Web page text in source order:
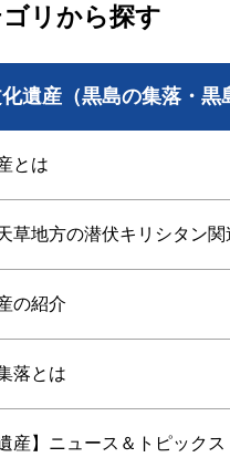
リから探す
遺産（黒島の集落・黒
とは
草地方の潜伏キリシタン関
の紹介
落とは
産】ニュース＆トピックス